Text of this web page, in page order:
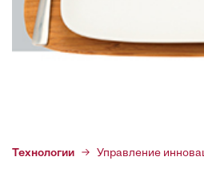
Технологии Управление